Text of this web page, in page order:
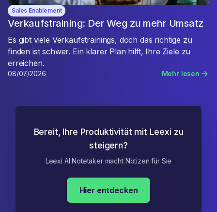
Sales Enablement
Verkaufstraining: Der Weg zu mehr Umsatz
Es gibt viele Verkaufstrainings, doch das richtige zu
finden ist schwer. Ein klarer Plan hilft, Ihre Ziele zu
erreichen.
08/07/2026 Mehr lesen
Bereit, Ihre Produktivität mit Leexi zu
steigern?
Leexi AI Notetaker macht Notizen für Sie
Hier entdecken